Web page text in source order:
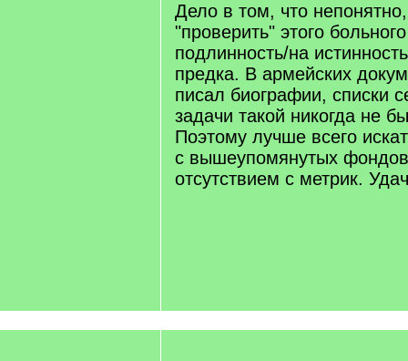
Дело в том, что
"проверить" этого
подлинность/на
предка. В армейских
писал биографии, списки
задачи такой никогда не
Поэтому лучше всего
с вышеупомянутых
отсутствием с метрик.